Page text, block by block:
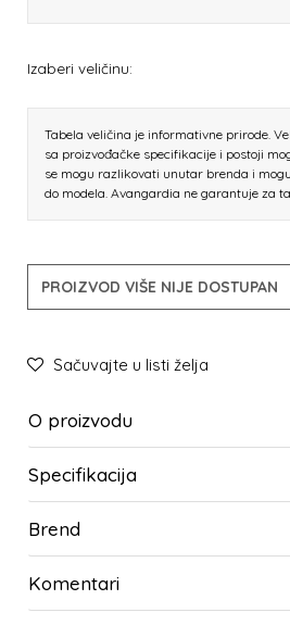
Izaberi veličinu:
Tabela veličina je informativne prirode.
sa proizvođačke specifikacije i postoji
se mogu razlikovati unutar brenda i
do modela. Avangardia ne garantuje za
PROIZVOD VIŠE NIJE DOSTUPAN
Sačuvajte u listi želja
O proizvodu
Specifikacija
Brend
Komentari